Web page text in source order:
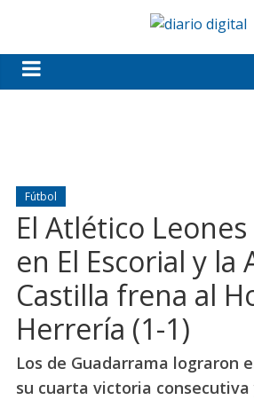
Fútbol
El Atlético
en El Escorial y la
Castilla frena al
Herrería (1-1)
Los de Guadarrama lograron
su cuarta victoria